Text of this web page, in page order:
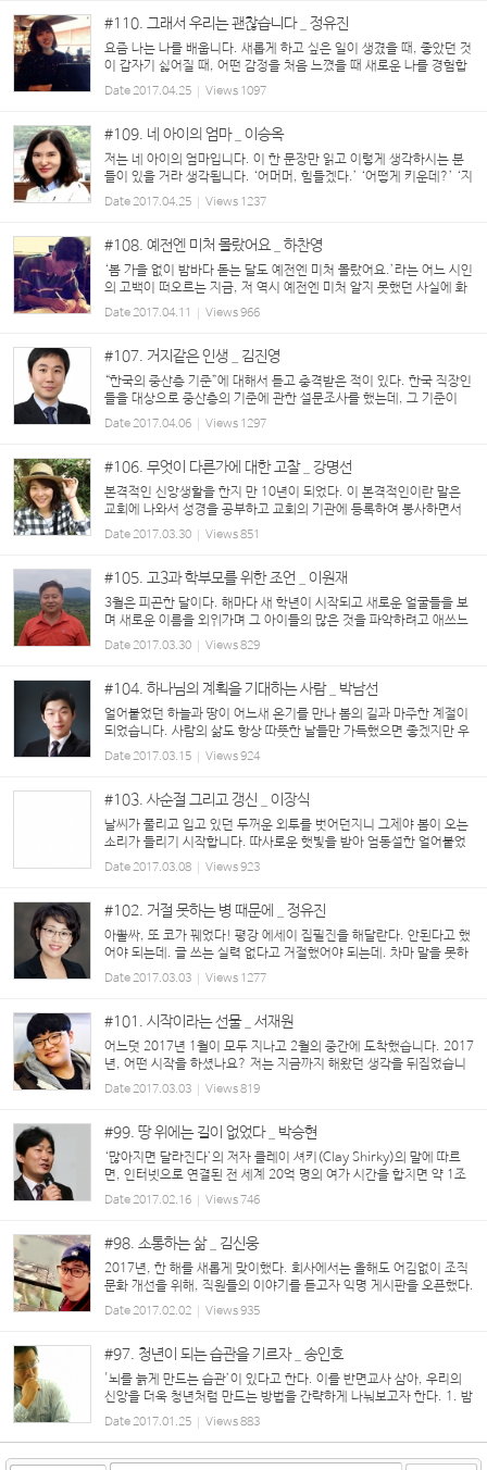
#110. 그래서 우리는 괜찮습니다 _ 정유진
요즘 나는 나를 배웁니다. 새롭게 하고 싶은 일이 생겼을 때, 좋았던 것
이 갑자기 싫어질 때, 어떤 감정을 처음 느꼈을 때 새로운 나를 경험합
니다. 물론 오랜 시간 반복되는 생활습관과 행동, 생각의 패턴들도 내
가 누군지 설명합니다. 나 자신...
Date2017.04.25 Views 1097
#109. 네 아이의 엄마 _ 이승옥
저는 네 아이의 엄마입니다. 이 한 문장만 읽고 이렇게 생각하시는 분
들이 있을 거라 생각됩니다. ‘어머머, 힘들겠다.’ ‘어떻게 키운데?’ ‘지
금은 힘들어도 크고 나면 좋아.’ 그리고 위에 딸이 셋이고 막내가 아들
이다 보니, 또 이렇게...
Date2017.04.25 Views 1237
#108. 예전엔 미처 몰랐어요 _ 하찬영
‘봄 가을 없이 밤바다 돋는 달도 예전엔 미처 몰랐어요.’라는 어느 시인
의 고백이 떠오르는 지금, 저 역시 예전엔 미처 알지 못했던 사실에 화
들짝 놀란 가슴을 쓸어내리며 마감 기한을 훌쩍 넘긴 지금 급하게 자판
을 두드리고 있는 중입니다. ...
Date2017.04.11 Views966
#107. 거지같은 인생 _ 김진영
“한국의 중산층 기준”에 대해서 듣고 충격받은 적이 있다. 한국 직장인
들을 대상으로 중산층의 기준에 관한 설문조사를 했는데, 그 기준이
“① 부채 없는 아파트 30평 이상 소유, ② 월 급여 500만 원 이상, ③
자동차는 2,000cc급 이상 중형...
Date2017.04.06 Views 1297
#106. 무엇이 다른가에 대한 고찰 _ 강명선
본격적인 신앙생활을 한지 만 10년이 되었다. 이 본격적인이란 말은
교회에 나와서 성경을 공부하고 교회의 기관에 등록하여 봉사하면서
정기적인 주일성수와 십일조를 드린 신앙생활의 기간이며...
Date2017.03.30 Views851
#105. 고3과 학부모를 위한 조언 _ 이원재
3월은 피곤한 달이다. 해마다 새 학년이 시작되고 새로운 얼굴들을 보
며 새로운 이름을 외워가며 그 아이들의 많은 것을 파악하려고 애쓰느
라 시간에 쫓긴다. 보름이 지나도록 이름이 낯선 아이들, 그 티라도 내
면 마음에 상처 입을까봐 수시로 사진을 ...
Date2017.03.30 Views829
#104. 하나님의 계획을 기대하는 사람 _ 박남선
얼어붙었던 하늘과 땅이 어느새 온기를 만나 봄의 길과 마주한 계절이
되었습니다. 사람의 삶도 항상 따뜻한 날들만 가득했으면 좋겠지만 우
리는 하루에도 혹한의 겨울을, 서늘한 가을을 또 뜨거운 여름과 온화한
봄을 느끼곤 합니다. 통상 우리...
Date2017.03.15 Views924
#103. 사순절 그리고 갱신 _ 이장식
날씨가 풀리고 입고 있던 두꺼운 외투를 벗어던지니 그제야 봄이 오는
소리가 들리기 시작합니다. 따사로운 햇빛을 받아 엄동설한 얼어붙었
던 대지는 녹고 마음도 녹아내리는 것 같이 열린 마음을 갖게 됩니다.
모든 만물이 눈을 뜨고 기...
Date2017.03.08 Views923
#102. 거절 못하는 병 때문에 _ 정유진
아뿔싸, 또 코가 꿰었다! 평강 에세이 집필진을 해달란다. 안된다고 했
어야 되는데. 글 쓰는 실력 없다고 거절했어야 되는데. 차마 말을 못하
고 그냥 수락해버렸다. 매번 원고 마감일에 임박해서 안 되는 글 쓰느
라 머리카락 쥐어뜯으며 속으로 끙끙 앓다가 ...
Date2017.03.03 Views 1277
#101. 시작이라는 선물 _ 서재원
어느덧 2017년 1월이 모두 지나고 2월의 중간에 도착했습니다. 2017
년, 어떤 시작을 하셨나요? 저는 지금까지 해왔던 생각을 뒤집었습니
다. 어느덧 20대가 되어 처음 보낸 지난 2016년, 그 모든 아쉬움을 뒤
로하고 새로운 도전을 하려 합니다. 돌아보니 2016...
Date2017.03.03 Views819
#99. 땅 위에는 길이 없었다 _ 박승현
‘많아지면 달라진다’의 저자 클레이 셔키(Clay Shirky)의 말에 따르
면, 인터넷으로 연결된 전 세계 20억 명의 여가 시간을 합치면 약 1조
시간에 달한다고 한다. 예전에는 이 시간의 대부분을 TV를 시청하는데
낭비하였지만, 인터넷과 S...
Date2017.02.16 Views 746
#98. 소통하는 삶 _ 김신웅
2017년, 한 해를 새롭게 맞이했다. 회사에서는 올해도 어김없이 조직
문화 개선을 위해, 직원들의 이야기를 듣고자 익명 게시판을 오픈했다.
한두 사람 용기 내서 말을 꺼내 놓더니, 이제는 제법 탄력이 붙어 거침
이 없다. 내용을 읽어보니, 올해는...
Date2017.02.02 Views935
#97. 청년이 되는 습관을 기르자 _ 송인호
'뇌를 늙게 만드는 습관’이 있다고 한다. 이를 반면교사 삼아, 우리의
신앙을 더욱 청년처럼 만드는 방법을 간략하게 나눠보고자 한다. 1. 밤
9시 이후 식사하는 습관 – 잠잠히 기도하며 내일을 준비하자. 2. 험담
하는 것 - 욕설이나 ...
Date2017.01.25 Views883